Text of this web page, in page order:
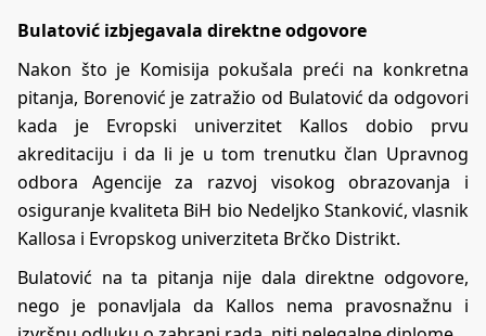
Bulatović izbjegavala direktne odgovore
Nakon što je Komisija pokušala preći na konkretna
pitanja, Borenović je zatražio od Bulatović da odgovori
kada je Evropski univerzitet Kallos dobio prvu
akreditaciju i da li je u tom trenutku član Upravnog
odbora Agencije za razvoj visokog obrazovanja i
osiguranje kvaliteta BiH bio Nedeljko Stanković, vlasnik
Kallosa i Evropskog univerziteta Brčko Distrikt.
Bulatović na ta pitanja nije dala direktne odgovore,
nego je ponavljala da Kallos nema pravosnažnu i